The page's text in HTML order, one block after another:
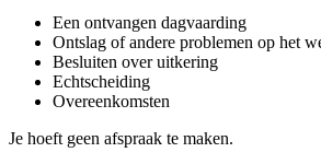
Een ontvangen dagvaarding
Ontslag of andere problemen op het
Besluiten over uitkering
Echtscheiding
Overeenkomsten
Je hoeft geen afspraak te maken.